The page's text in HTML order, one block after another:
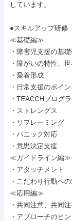
しています。
●スキルアップ研修
≪基礎編≫
・障害児支援の基
・障がいの特性、
・愛着形成
・日常支援のポイン
・TEACCHプログ
・ストレングス
・リフレーミング
・パニック対応
・意思決定支援
≪ガイドライン編≫
・アタッチメント
・こだわり行動へ
≪応用編≫
・共同注意、共同注
・アプローチのヒ